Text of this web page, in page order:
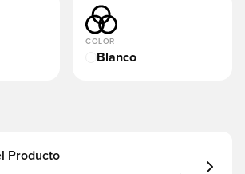
COLOR
Blanco
Producto